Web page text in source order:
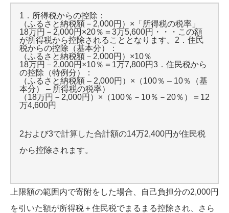
1．所得税からの控除：
（ふるさと納税額－2,000円）×「所得税の税率」
18万円－2,000円×20％＝3万5,600円・・・この額
が所得税から控除されることとなります。2．住民
税からの控除（基本分）：
（ふるさと納税額－2,000円）×10％
18万円－2,000円×10％＝1万7,800円3．住民税から
の控除（特例分）：
（ふるさと納税額 – 2,000円）×（100％ – 10％（基
本分） – 所得税の税率）
（18万円－2,000円）×（100％－10％－20％）＝12
万4,600円
2および3で計算した合計額の14万2,400円が住民税
から控除されます。
上限額の範囲内で寄附をした場合、自己負担分の2,000円
を引いた額が所得税＋住民税でまるまる控除され、さら